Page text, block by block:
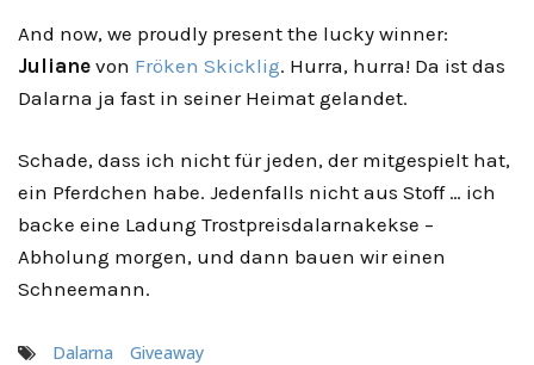
And now, we proudly present the lucky winner:
Juliane von Fröken Skicklig. Hurra, hurra! Da ist das
Dalarna ja fast in seiner Heimat gelandet.
Schade, dass ich nicht für jeden, der mitgespielt hat,
ein Pferdchen habe. Jedenfalls nicht aus Stoff … ich
backe eine Ladung Trostpreisdalarnakekse –
Abholung morgen, und dann bauen wir einen
Schneemann.
Dalarna Giveaway